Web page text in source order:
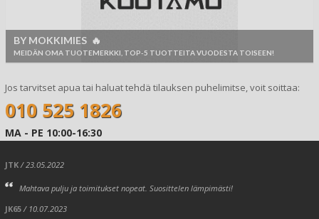
BY MOKKIMIES 🔥
MEIDÄN OMA TUOTEMERKKI, TOP-5 TUOTTEITA VUODESTA TOISEEN!
Jos tarvitset apua tai haluat tehdä tilauksen puhelimitse, voit soittaa:
010 525 1826
MA - PE 10:00-16:30
JTK/ 23.05.2022
Mahtava pulju ja toimitukset nopeat. Suosittelen lämpimästi!
JK65/ 10.07.2023